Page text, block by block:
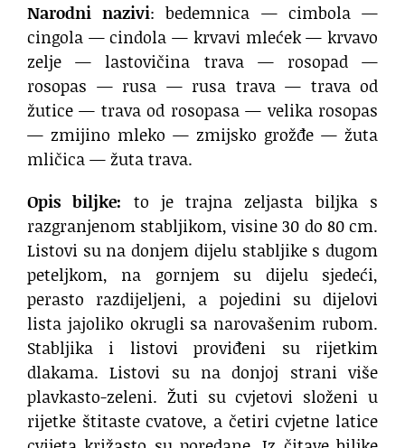
Narodni nazivi: bedemnica — cimbola —
cingola — cindola — krvavi mlećek — krvavo
zelje — lastovičina trava — rosopad —
rosopas — rusa — rusa trava — trava od
žutice — trava od rosopasa — velika rosopas
— zmijino mleko — zmijsko grožđe — žuta
mličica — žuta trava.
Opis biljke: to je trajna zeljasta biljka s
razgranjenom stabljikom, visine 30 do 80 cm.
Listovi su na donjem dijelu stabljike s dugom
peteljkom, na gornjem su dijelu sjedeći,
perasto razdijeljeni, a pojedini su dijelovi
lista jajoliko okrugli sa narovašenim rubom.
Stabljika i listovi proviđeni su rijetkim
dlakama. Listovi su na donjoj strani više
plavkasto-zeleni. Žuti su cvjetovi složeni u
rijetke štitaste cvatove, a četiri cvjetne latice